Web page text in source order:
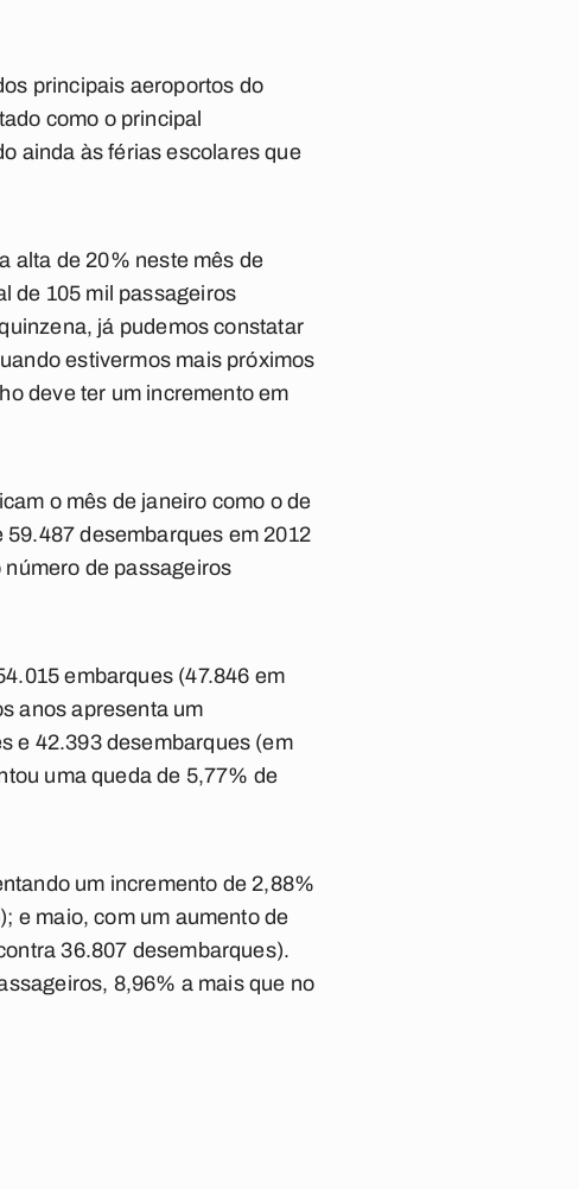
principais aeroportos do
como o principal
ainda às férias escolares que
alta de 20% neste mês de
de 105 mil passageiros
já pudemos constatar
estivermos mais próximos
deve ter um incremento em
o mês de janeiro como o de
desembarques em 2012
de passageiros
embarques (47.846 em
anos apresenta um
e 42.393 desembarques (em
uma queda de 5,77% de
um incremento de 2,88%
e maio, com um aumento de
36.807 desembarques).
8,96% a mais que no